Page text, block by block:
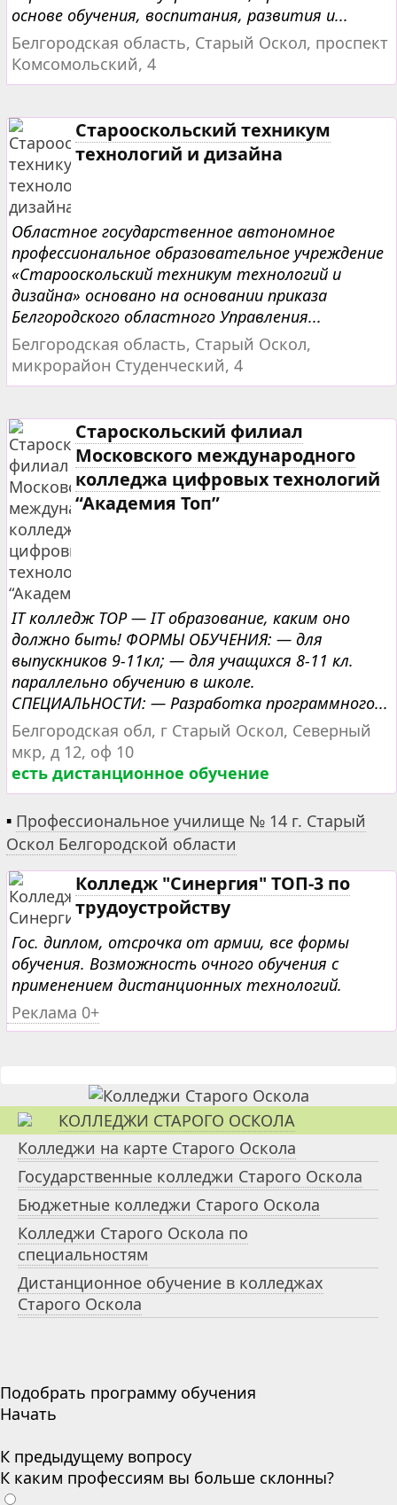
основе обучения, воспитания, развития и...
Белгородская область, Старый Оскол, проспект
Комсомольский, 4
Старооскольский техникум
технологий и дизайна
Областное государственное автономное
профессиональное образовательное учреждение
«Cтарооскольский техникум технологий и
дизайна» основано на основании приказа
Белгородского областного Управления...
Белгородская область, Старый Оскол,
микрорайон Студенческий, 4
Староскольский филиал
Московского международного
колледжа цифровых технологий
“Академия Топ”
IT колледж TOP — IT образование, каким оно
должно быть! ФОРМЫ ОБУЧЕНИЯ: — для
выпускников 9-11кл; — для учащихся 8-11 кл.
параллельно обучению в школе.
СПЕЦИАЛЬНОСТИ: — Разработка программного...
Белгородская обл, г Старый Оскол, Северный
мкр, д 12, оф 10
есть дистанционное обучение
▪ Профессиональное училище № 14 г. Старый
Оскол Белгородской области
Колледж "Синергия" ТОП-3 по
трудоустройству
Гос. диплом, отсрочка от армии, все формы
обучения. Возможность очного обучения с
применением дистанционных технологий.
Реклама 0+
КОЛЛЕДЖИ СТАРОГО ОСКОЛА
Колледжи на карте Старого Оскола
Государственные колледжи Старого Оскола
Бюджетные колледжи Старого Оскола
Колледжи Старого Оскола по
специальностям
Дистанционное обучение в колледжах
Старого Оскола
Подобрать программу обучения
Начать
К предыдущему вопросу
К каким профессиям вы больше склонны?